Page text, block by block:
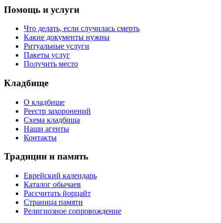
Помощь и услуги
Что делать, если случилась смерть
Какие документы нужны
Ритуальные услуги
Пакеты услуг
Получить место
Кладбище
О кладбище
Реестр захоронений
Схема кладбища
Наши агенты
Контакты
Традиции и память
Еврейский календарь
Каталог обычаев
Рассчитать йорцайт
Страница памяти
Религиозное сопровождение